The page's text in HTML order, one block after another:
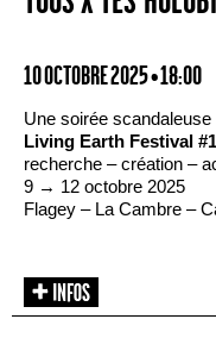
10 OCTOBRE 2025 • 18:00
Une soirée
Living Earth Festival #1
recherche – création –
9 → 12 octobre 2025
Flagey – La Cambre –